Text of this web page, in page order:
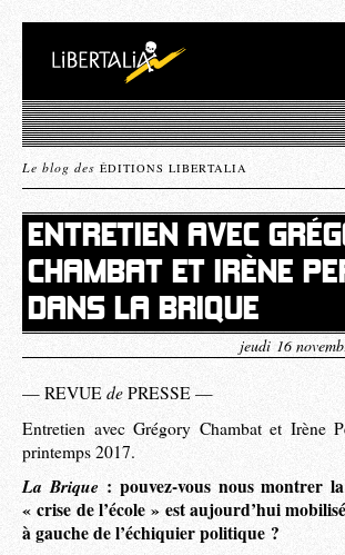
Le blog des ÉDITIONS LIBERTALIA
ENTRETIEN AVEC
CHAMBAT ET IRÈNE
DANS LA BRIQUE
jeudi 16
— REVUE de PRESSE —
Entretien avec Grégory Chambat et Irène
printemps 2017.
La Brique: pouvez-vous nous montrer
« crise de l’école » est aujourd’hui
à gauche de l’échiquier politique ?